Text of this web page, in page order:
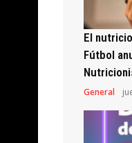
El
Fútbol
General